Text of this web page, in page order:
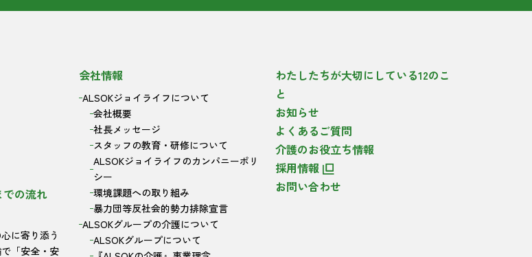
の流れ
に寄り添う
「安全・安
会社情報
ALSOKジョイライフについて
会社概要
社長メッセージ
スタッフの教育・研修について
ALSOKジョイライフのカンパニーポリ
シー
環境課題への取り組み
暴力団等反社会的勢力排除宣言
ALSOKグループの介護について
ALSOKグループについて
わたしたちが大切にしている12のこ
と
お知らせ
よくあるご質問
介護のお役立ち情報
採用情報
お問い合わせ